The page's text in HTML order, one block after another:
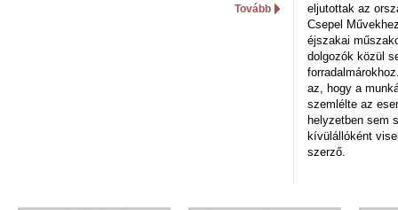
Tovább
eljutottak az
Csepel
éjszakai
dolgozók közül
az, hogy a
szemlélte az
helyzetben sem
kívülállóként
szerző.